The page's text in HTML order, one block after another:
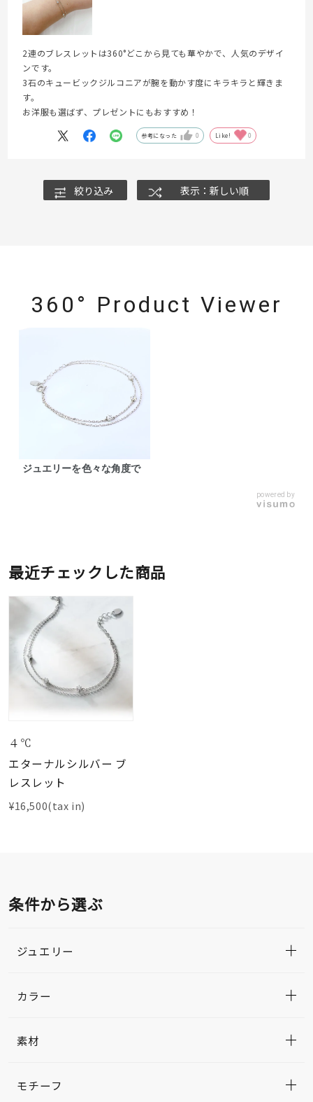
2連のブレスレットは360°どこから見ても華やかで、人気のデザイ
ンです。
3石のキュービックジルコニアが腕を動かす度にキラキラと輝きま
す。
お洋服も選ばず、プレゼントにもおすすめ！
参考になった 0 Like! 0
絞り込み 表示：新しい順
360° Product Viewer
ジュエリーを色々な角度で
powered by
最近チェックした商品
４℃
エターナルシルバー ブ
レスレット
¥16,500(tax in)
条件から選ぶ
ジュエリー
カラー
素材
モチーフ